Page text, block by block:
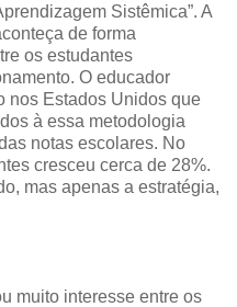
Sistêmica”. A
de forma
os estudantes
O educador
nos Estados Unidos que
à essa metodologia
notas escolares. No
cresceu cerca de 28%.
mas apenas a estratégia,
muito interesse entre os